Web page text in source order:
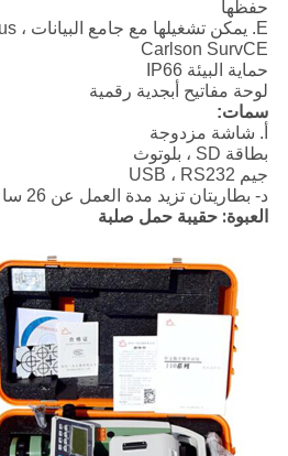
حفظها
Carlson SurvCE
حماية البيئة IP66
لوحة مفاتيح أبجدية رقمية
سمات:
أ. شاشة مزدوجة
بطاقة SD ، بلوتوث
جيم USB ، RS232
د- بطاريتان تزيد مدة العمل عن 26 ساعة
العبوة: حقيبة حمل صلبة